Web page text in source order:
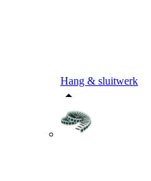
Hang & sluitwerk